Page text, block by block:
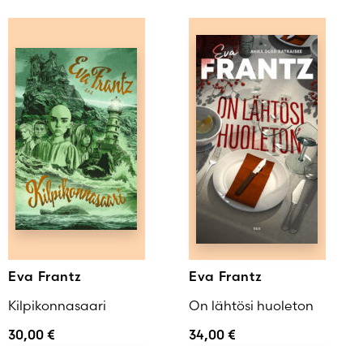
Eva Frantz
Kilpikonnasaari
30,00 €
Eva Frantz
On lähtösi huoleton
34,00 €